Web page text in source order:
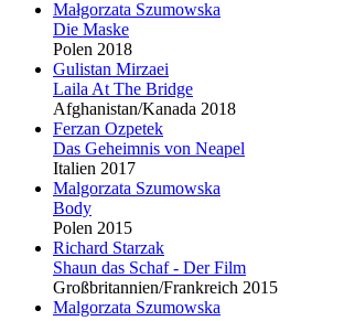
Małgorzata Szumowska
Die Maske
Polen 2018
Gulistan Mirzaei
Laila At The Bridge
Afghanistan/Kanada 2018
Ferzan Ozpetek
Das Geheimnis von Neapel
Italien 2017
Malgorzata Szumowska
Body
Polen 2015
Richard Starzak
Shaun das Schaf - Der Film
Großbritannien/Frankreich 2015
Malgorzata Szumowska